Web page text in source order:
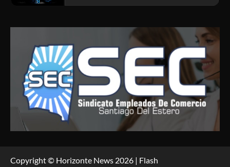
Copyright © Horizonte News 2026 | Flash